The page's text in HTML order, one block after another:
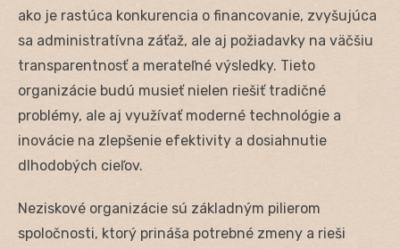
ako je rastúca konkurencia o financovanie, zvyšujúca
sa administratívna záťaž, ale aj požiadavky na väčšiu
transparentnosť a merateľné výsledky. Tieto
organizácie budú musieť nielen riešiť tradičné
problémy, ale aj využívať moderné technológie a
inovácie na zlepšenie efektivity a dosiahnutie
dlhodobých cieľov.
Neziskové organizácie sú základným pilierom
spoločnosti, ktorý prináša potrebné zmeny a rieši